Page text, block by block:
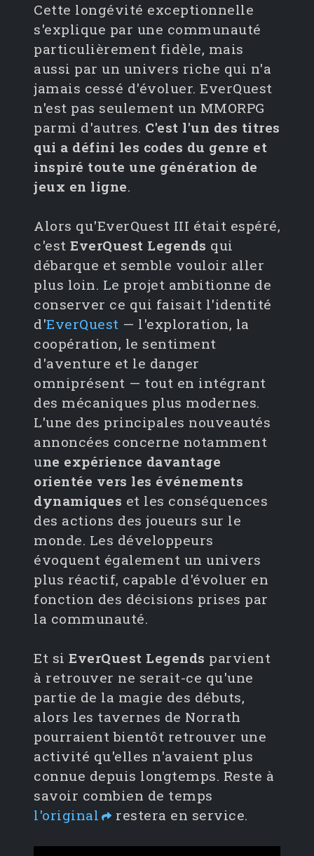
Cette longévité exceptionnelle
s'explique par une communauté
particulièrement fidèle, mais
aussi par un univers riche qui n'a
jamais cessé d'évoluer. EverQuest
n'est pas seulement un MMORPG
parmi d'autres. C'est l'un des titres
qui a défini les codes du genre et
inspiré toute une génération de
jeux en ligne.
Alors qu'EverQuest III était espéré,
c'est EverQuest Legends qui
débarque et semble vouloir aller
plus loin. Le projet ambitionne de
conserver ce qui faisait l'identité
d'EverQuest — l'exploration, la
coopération, le sentiment
d'aventure et le danger
omniprésent — tout en intégrant
des mécaniques plus modernes.
L'une des principales nouveautés
annoncées concerne notamment
une expérience davantage
orientée vers les événements
dynamiques et les conséquences
des actions des joueurs sur le
monde. Les développeurs
évoquent également un univers
plus réactif, capable d'évoluer en
fonction des décisions prises par
la communauté.
Et si EverQuest Legends parvient
à retrouver ne serait-ce qu'une
partie de la magie des débuts,
alors les tavernes de Norrath
pourraient bientôt retrouver une
activité qu'elles n'avaient plus
connue depuis longtemps. Reste à
savoir combien de temps
l'original
restera en service.